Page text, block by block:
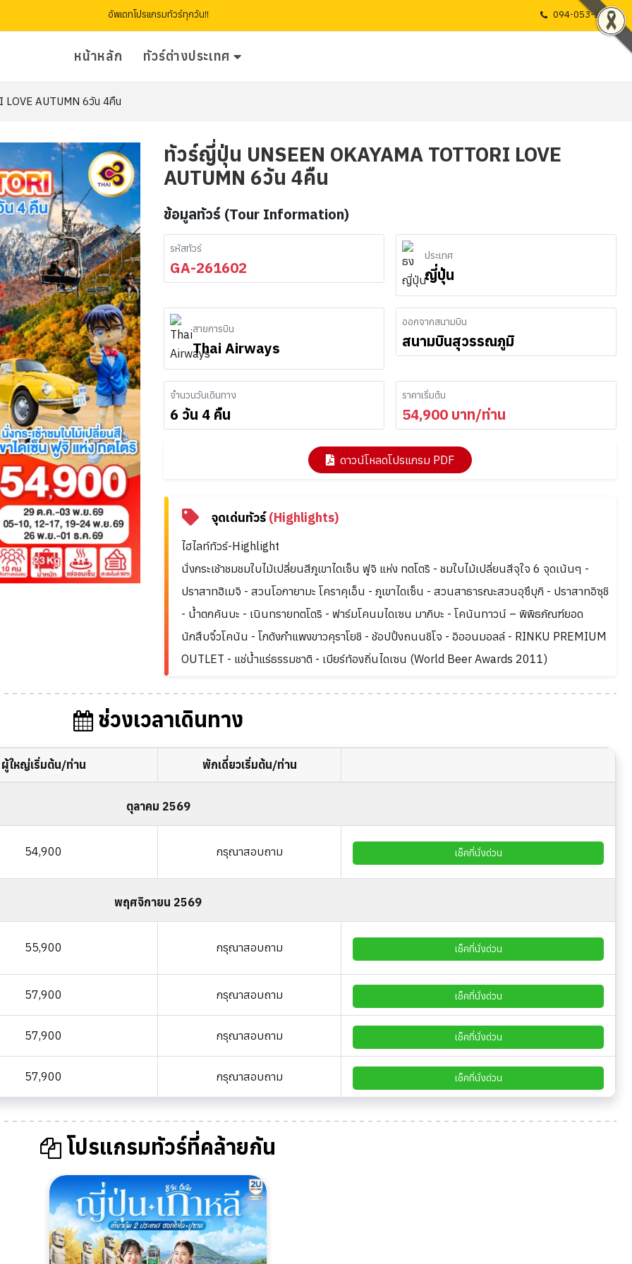
อัพเดทโปรแกรมทัวร์ทุกวัน!! 094-053-1725
หน้าหลัก ทัวร์ต่างประเทศ
LOVE AUTUMN 6วัน 4คืน
ทัวร์ญี่ปุ่น UNSEEN OKAYAMA TOTTORI LOVE
AUTUMN 6วัน 4คืน
ข้อมูลทัวร์ (Tour Information)
รหัสทัวร์
GA-261602
ประเทศ
ญี่ปุ่น
สายการบิน
Thai Airways
ออกจากสนามบิน
สนามบินสุวรรณภูมิ
จำนวนวันเดินทาง
6 วัน 4 คืน
ราคาเริ่มต้น
54,900 บาท/ท่าน
ดาวน์โหลดโปรแกรม PDF
จุดเด่นทัวร์(Highlights)
ไฮไลท์ทัวร์-Highlight
นั่งกระเช้าชมชมใบไม้เปลี่ยนสีภูเขาไดเซ็น ฟูจิ แห่ง ทตโตริ - ชมใบไม้เปลี่ยนสีจุใจ 6 จุดเน้นๆ -
ปราสาทฮิเมจิ - สวนโอกายามะ โคราคุเอ็น - ภูเขาไดเซ็น - สวนสาธารณะสวนอุซึบุกิ - ปราสาทอิซุชิ
- น้ำตกคันบะ - เนินทรายทตโตริ - ฟาร์มโคนมไดเซน มากิบะ - โคนันทาวน์ – พิพิธภัณฑ์ยอด
นักสืบจิ๋วโคนัน - โกดังกำแพงขาวคุราโยชิ - ช้อปปิ้งถนนชิโจ - อิออนมอลล์ - RINKU PREMIUM
OUTLET - แช่น้ำแร่ธรรมชาติ - เบียร์ท้องถิ่นไดเซน (World Beer Awards 2011)
ช่วงเวลาเดินทาง
ผู้ใหญ่เริ่มต้น/ท่าน พักเดี่ยวเริ่มต้น/ท่าน
ตุลาคม 2569
54,900 กรุณาสอบถาม เช็คที่นั่งด่วน
พฤศจิกายน 2569
55,900 กรุณาสอบถาม เช็คที่นั่งด่วน
57,900 กรุณาสอบถาม เช็คที่นั่งด่วน
57,900 กรุณาสอบถาม เช็คที่นั่งด่วน
57,900 กรุณาสอบถาม เช็คที่นั่งด่วน
โปรแกรมทัวร์ที่คล้ายกัน